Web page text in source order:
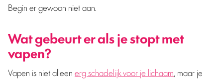
Begin er gewoon niet aan.
Wat gebeurt er als je stopt met
vapen?
Vapen is niet alleenerg schadelijk voor je lichaam , maar je